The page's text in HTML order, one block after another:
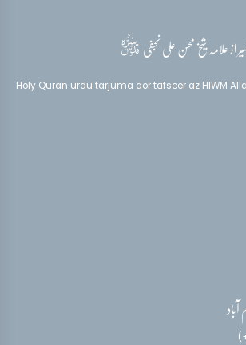
از علامہ شیخ محسن علی نجفیقدس‌سره
Holy Quran urdu tarjuma aor tafseer az HIWM